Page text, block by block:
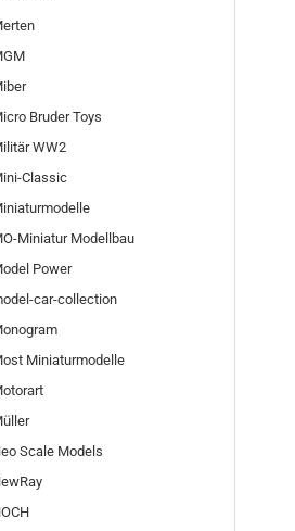
Bruder Toys
WW2
Classic
Miniatur Modellbau
Power
car-collection
Miniaturmodelle
Scale Models